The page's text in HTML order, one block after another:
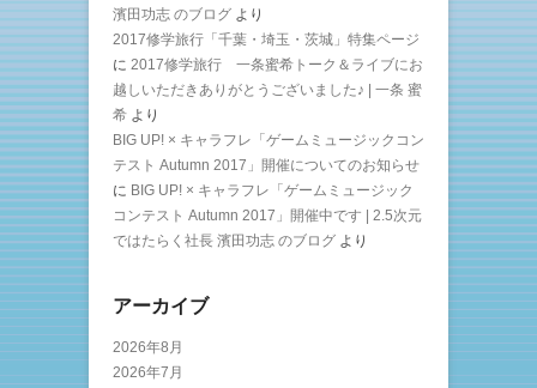
濱田功志 のブログ より
2017修学旅行「千葉・埼玉・茨城」特集ページ
に 2017修学旅行 一条蜜希トーク＆ライブにお
越しいただきありがとうございました♪ | 一条 蜜
希 より
BIG UP! × キャラフレ「ゲームミュージックコン
テスト Autumn 2017」開催についてのお知らせ
に BIG UP! × キャラフレ「ゲームミュージック
コンテスト Autumn 2017」開催中です | 2.5次元
ではたらく社長 濱田功志 のブログ より
アーカイブ
2026年8月
2026年7月